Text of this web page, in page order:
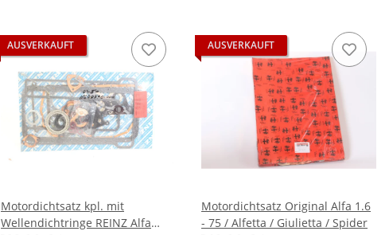
AUSVERKAUFT
Motordichtsatz kpl. mit
Wellendichtringe REINZ Alfa
AUSVERKAUFT
Motordichtsatz Original Alfa 1.6
- 75 / Alfetta / Giulietta / Spider